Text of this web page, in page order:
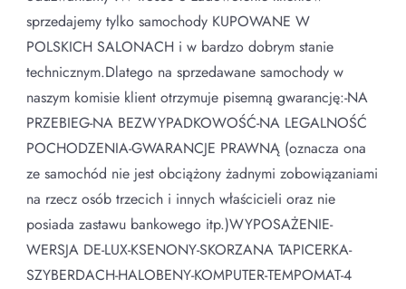
sprzedajemy tylko samochody KUPOWANE W
POLSKICH SALONACH i w bardzo dobrym stanie
technicznym.Dlatego na sprzedawane samochody w
naszym komisie klient otrzymuje pisemną gwarancję:-NA
PRZEBIEG-NA BEZWYPADKOWOŚĆ-NA LEGALNOŚĆ
POCHODZENIA-GWARANCJE PRAWNĄ (oznacza ona
ze samochód nie jest obciążony żadnymi zobowiązaniami
na rzecz osób trzecich i innych właścicieli oraz nie
posiada zastawu bankowego itp.)WYPOSAŻENIE-
WERSJA DE-LUX-KSENONY-SKORZANA TAPICERKA-
SZYBERDACH-HALOBENY-KOMPUTER-TEMPOMAT-4